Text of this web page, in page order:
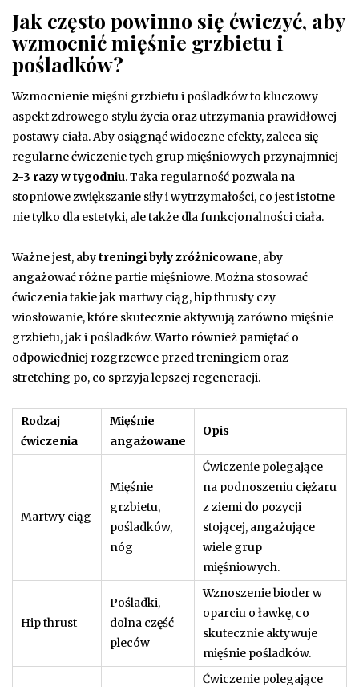
Jak często powinno się ćwiczyć, aby
wzmocnić mięśnie grzbietu i
pośladków?
Wzmocnienie mięśni grzbietu i pośladków to kluczowy
aspekt zdrowego stylu życia oraz utrzymania prawidłowej
postawy ciała. Aby osiągnąć widoczne efekty, zaleca się
regularne ćwiczenie tych grup mięśniowych przynajmniej
2-3 razy w tygodniu. Taka regularność pozwala na
stopniowe zwiększanie siły i wytrzymałości, co jest istotne
nie tylko dla estetyki, ale także dla funkcjonalności ciała.
Ważne jest, abytreningi były zróżnicowane, aby
angażować różne partie mięśniowe. Można stosować
ćwiczenia takie jak martwy ciąg, hip thrusty czy
wiosłowanie, które skutecznie aktywują zarówno mięśnie
grzbietu, jak i pośladków. Warto również pamiętać o
odpowiedniej rozgrzewce przed treningiem oraz
stretching po, co sprzyja lepszej regeneracji.
Rodzaj
ćwiczenia
Mięśnie
angażowane
Opis
Martwy ciąg
Mięśnie
grzbietu,
pośladków,
nóg
Ćwiczenie polegające
na podnoszeniu ciężaru
z ziemi do pozycji
stojącej, angażujące
wiele grup
mięśniowych.
Hip thrust
Pośladki,
dolna część
pleców
Wznoszenie bioder w
oparciu o ławkę, co
skutecznie aktywuje
mięśnie pośladków.
Ćwiczenie polegające